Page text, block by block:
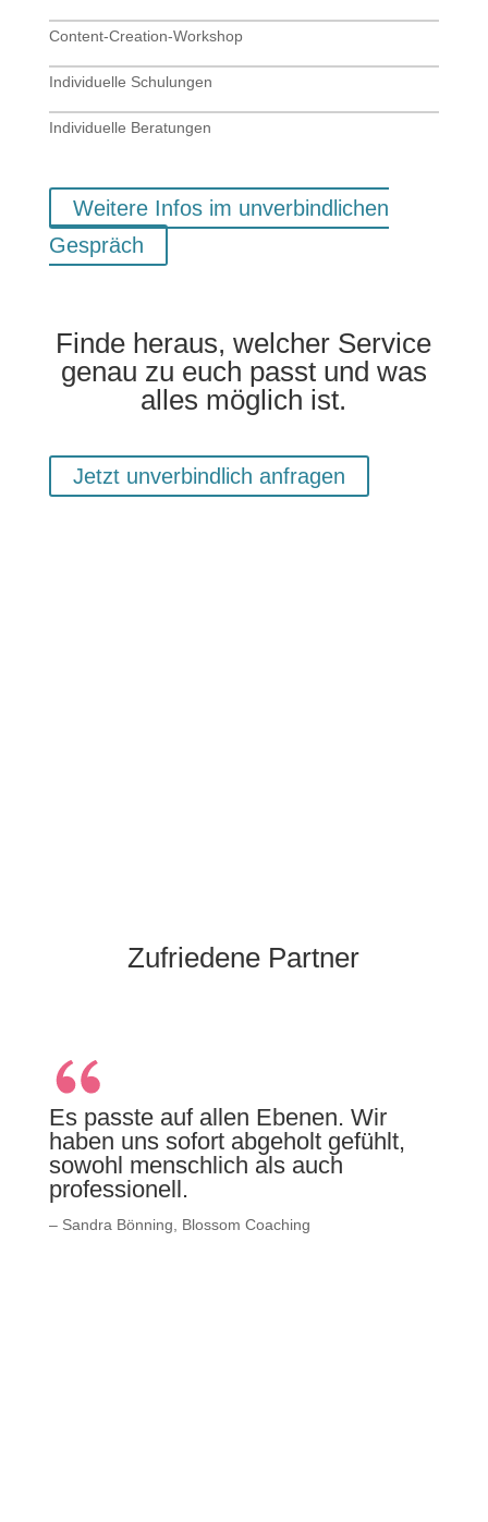
Content-Creation-Workshop
Individuelle Schulungen
Individuelle Beratungen
Weitere Infos im unverbindlichen
Gespräch
Finde heraus, welcher Service
genau zu euch passt und was
alles möglich ist.
Jetzt unverbindlich anfragen
Zufriedene Partner
Es passte auf allen Ebenen. Wir
haben uns sofort abgeholt gefühlt,
sowohl menschlich als auch
professionell.
– Sandra Bönning, Blossom Coaching